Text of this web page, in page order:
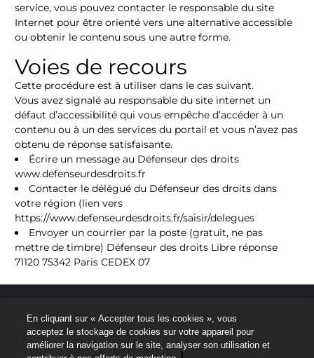
service, vous pouvez contacter le responsable du site
Internet pour être orienté vers une alternative accessible
ou obtenir le contenu sous une autre forme.
Voies de recours
Cette procédure est à utiliser dans le cas suivant.
Vous avez signalé au responsable du site internet un
défaut d’accessibilité qui vous empêche d’accéder à un
contenu ou à un des services du portail et vous n’avez pas
obtenu de réponse satisfaisante.
Écrire un message au Défenseur des droits
www.defenseurdesdroits.fr
Contacter le délégué du Défenseur des droits dans
votre région (lien vers
https://www.defenseurdesdroits.fr/saisir/delegues
Envoyer un courrier par la poste (gratuit, ne pas
mettre de timbre) Défenseur des droits Libre réponse
71120 75342 Paris CEDEX 07
Protección de datos personales
En cliquant sur « Accepter tous les cookies », vous
acceptez le stockage de cookies sur votre appareil pour
améliorer la navigation sur le site, analyser son utilisation et